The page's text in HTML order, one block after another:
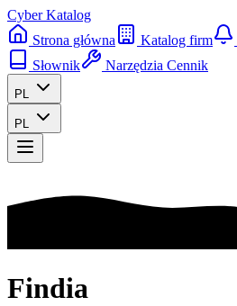
Cyber Katalog
Strona główna
Katalog firm
Słownik
Narzędzia Cennik
PL
PL
Findia